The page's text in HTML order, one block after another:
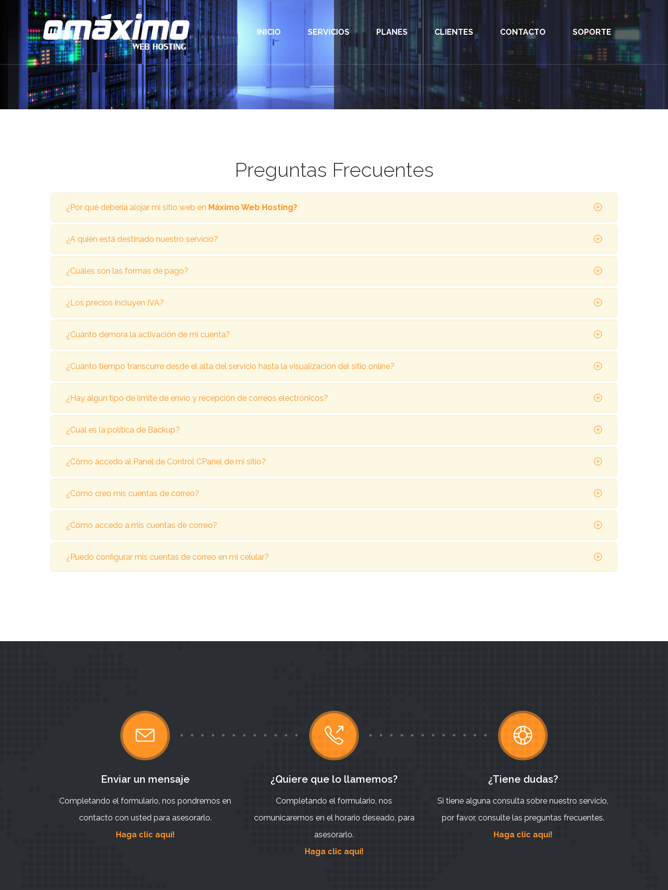
INICIO SERVICIOS PLANES CLIENTES CONTACTO SOPORTE
Preguntas Frecuentes
¿Por qué debería alojar mi sitio web en Máximo Web Hosting?
¿A quién está destinado nuestro servicio?
¿Cuáles son las formas de pago?
¿Los precios incluyen IVA?
¿Cuánto demora la activación de mi cuenta?
¿Cuánto tiempo transcurre desde el alta del servicio hasta la visualización del sitio online?
¿Hay algún tipo de límite de envío y recepción de correos electrónicos?
¿Cuál es la política de Backup?
¿Cómo accedo al Panel de Control CPanel de mi sitio?
¿Cómo creo mis cuentas de correo?
¿Cómo accedo a mis cuentas de correo?
¿Puedo configurar mis cuentas de correo en mi celular?
Enviar un mensaje
Completando el formulario, nos pondremos en
contacto con usted para asesorarlo.
Haga clic aquí!
¿Quiere que lo llamemos?
Completando el formulario, nos
comunicaremos en el horario deseado, para
asesorarlo.
Haga clic aquí!
¿Tiene dudas?
Si tiene alguna consulta sobre nuestro servicio,
por favor, consulte las preguntas frecuentes.
Haga clic aquí!